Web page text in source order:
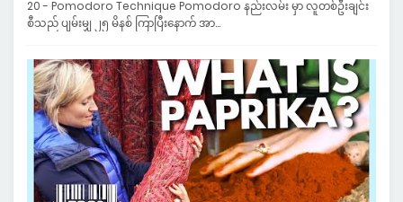
20 - Pomodoro Technique Pomodoro နည်းလမ်း မှာ လူတစ်ဦးချင်း
စီသည် ပျမ်းမျှ ၂၅ မိနစ် ကြာပြီးနောက် အာ…